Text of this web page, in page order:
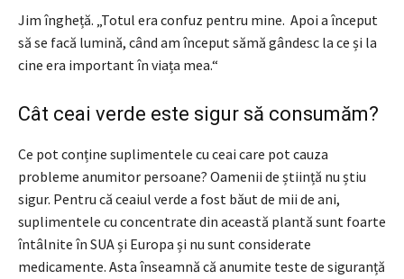
Jim îngheță. „Totul era confuz pentru mine. Apoi a început
să se facă lumină, când am început sămă gândesc la ce și la
cine era important în viața mea.“
Cât ceai verde este sigur să consumăm?
Ce pot conține suplimentele cu ceai care pot cauza
probleme anumitor persoane? Oamenii de știință nu știu
sigur. Pentru că ceaiul verde a fost băut de mii de ani,
suplimentele cu concentrate din această plantă sunt foarte
întâlnite în SUA și Europa și nu sunt considerate
medicamente. Asta înseamnă că anumite teste de siguranță